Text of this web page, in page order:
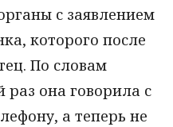
с заявлением
которого после
По словам
она говорила с
а теперь не